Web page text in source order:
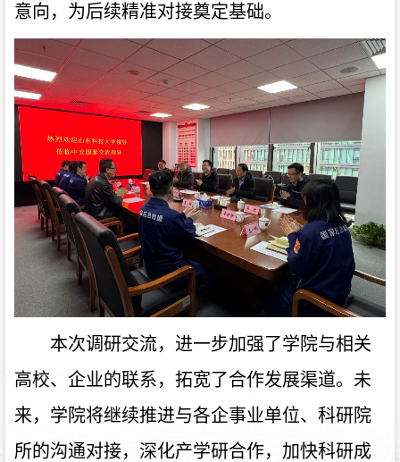
意向，为后续精准对接奠定基础。
本次调研交流，进一步加强了学院与相关
高校、企业的联系，拓宽了合作发展渠道。未
来，学院将继续推进与各企事业单位、科研院
所的沟通对接，深化产学研合作，加快科研成